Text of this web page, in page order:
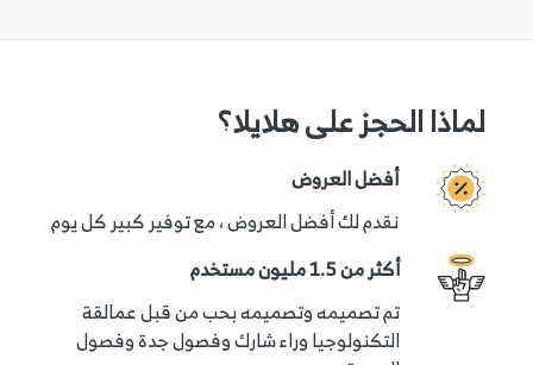
لماذا الحجز على هلايلا؟
أفضل العروض
نقدم لك أفضل العروض ، مع توفير كبير كل يوم
أكثر من 1.5 مليون مستخدم
تم تصميمه وتصميمه بحب من قبل عمالقة
التكنولوجيا وراء شارك وفصول جدة وفصول